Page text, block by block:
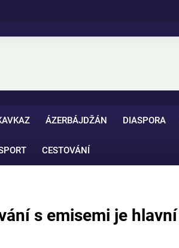
ÁZERBÁJDŽÁN DIASPORA
CESTOVÁNÍ
s emisemi je hlavní